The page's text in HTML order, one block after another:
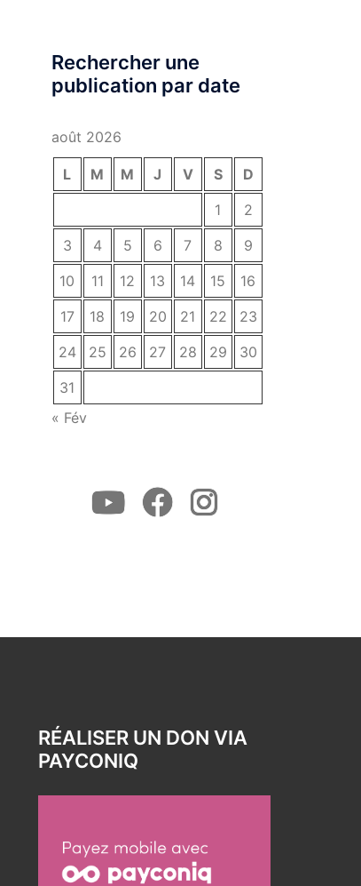
Rechercher une
publication par date
août 2026
L M M J V S
D
1
2
3
4 5 6 7 8
9
10
11 12 13 14 15
16
17
18 19 20 21 22
23
24
25 26 27 28 29
30
31
« Fév
YoutubeFacebookInstagram
RÉALISER UN DON VIA
PAYCONIQ